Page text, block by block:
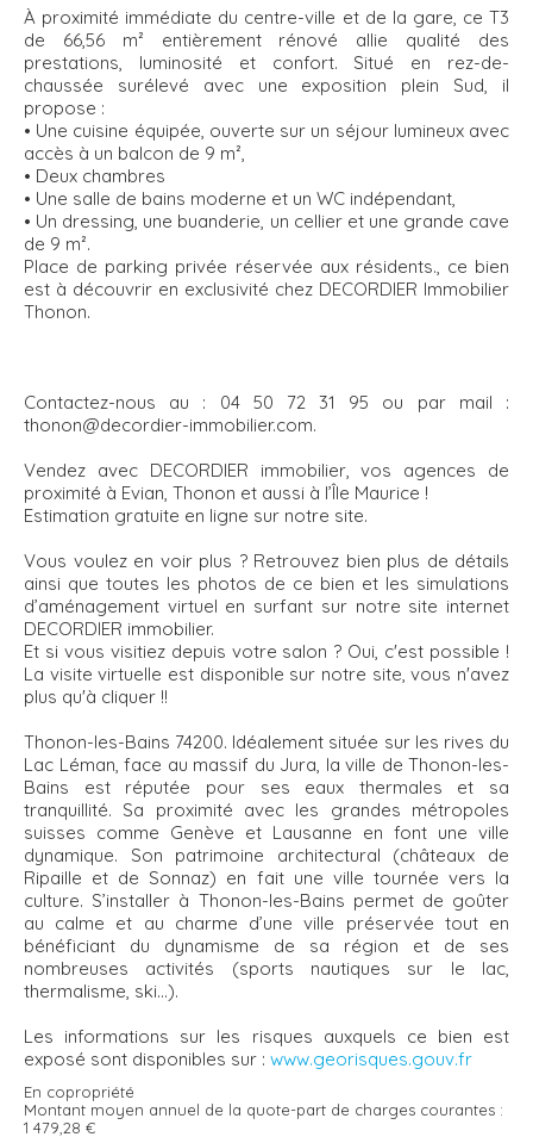
À proximité immédiate du centre-ville et de la gare, ce T3
de 66,56 m² entièrement rénové allie qualité des
prestations, luminosité et confort. Situé en rez-de-
chaussée surélevé avec une exposition plein Sud, il
propose :
• Une cuisine équipée, ouverte sur un séjour lumineux avec
accès à un balcon de 9 m²,
• Deux chambres
• Une salle de bains moderne et un WC indépendant,
• Un dressing, une buanderie, un cellier et une grande cave
de 9 m².
Place de parking privée réservée aux résidents., ce bien
est à découvrir en exclusivité chez DECORDIER Immobilier
Thonon.
Contactez-nous au : 04 50 72 31 95 ou par mail :
thonon@decordier-immobilier.com.
Vendez avec DECORDIER immobilier, vos agences de
proximité à Evian, Thonon et aussi à l’Île Maurice !
Estimation gratuite en ligne sur notre site.
Vous voulez en voir plus ? Retrouvez bien plus de détails
ainsi que toutes les photos de ce bien et les simulations
d’aménagement virtuel en surfant sur notre site internet
DECORDIER immobilier.
Et si vous visitiez depuis votre salon ? Oui, c'est possible !
La visite virtuelle est disponible sur notre site, vous n'avez
plus qu'à cliquer !!
Thonon-les-Bains 74200. Idéalement située sur les rives du
Lac Léman, face au massif du Jura, la ville de Thonon-les-
Bains est réputée pour ses eaux thermales et sa
tranquillité. Sa proximité avec les grandes métropoles
suisses comme Genève et Lausanne en font une ville
dynamique. Son patrimoine architectural (châteaux de
Ripaille et de Sonnaz) en fait une ville tournée vers la
culture. S’installer à Thonon-les-Bains permet de goûter
au calme et au charme d’une ville préservée tout en
bénéficiant du dynamisme de sa région et de ses
nombreuses activités (sports nautiques sur le lac,
thermalisme, ski...).
Les informations sur les risques auxquels ce bien est
exposé sont disponibles sur : www.georisques.gouv.fr
En copropriété
Montant moyen annuel de la quote-part de charges courantes :
1 479,28 €